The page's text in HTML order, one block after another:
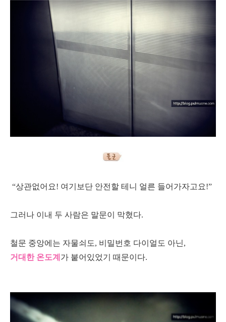
“상관없어요! 여기보단 안전할 테니 얼른 들어가자고요!”
그러나 이내 두 사람은 말문이 막혔다.
철문 중앙에는 자물쇠도, 비밀번호 다이얼도 아닌,
거대한 온도계 가 붙어있었기 때문이다.